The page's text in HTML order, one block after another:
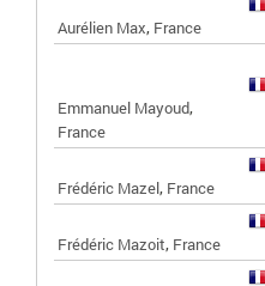
Aurélien Max, France
Emmanuel Mayoud,
France
Frédéric Mazel, France
Frédéric Mazoit, France